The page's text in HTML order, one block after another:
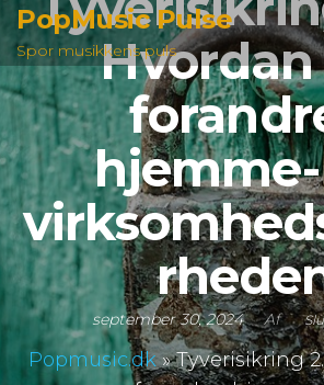
Videre
til
indhold
PopMusic Pulse
Spor musikkens puls
september 30, 2024 Af
Popmusic.dk»Tyverisikring